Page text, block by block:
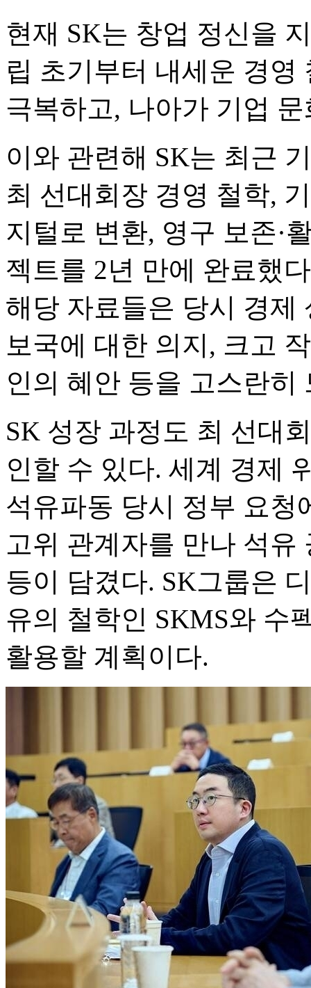
현재 SK는 창업 정신을
립 초기부터 내세운 경
극복하고, 나아가 기업
이와 관련해 SK는 최근
최 선대회장 경영 철학,
지털로 변환, 영구 보존·
젝트를 2년 만에 완료했
해당 자료들은 당시 경제
보국에 대한 의지, 크고
인의 혜안 등을 고스란히
SK 성장 과정도 최 선대
인할 수 있다. 세계 경제
석유파동 당시 정부 요청
고위 관계자를 만나 석유
등이 담겼다. SK그룹은
유의 철학인 SKMS와 수
활용할 계획이다.